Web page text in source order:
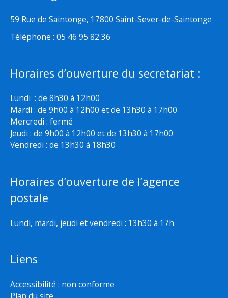
59 Rue de Saintonge, 17800 Saint-Sever-de-Saintonge
Téléphone : 05 46 95 82 36
Horaires d’ouverture du secretariat :
Lundi : de 8h30 à 12h00
Mardi : de 9h00 à 12h00 et de 13h30 à 17h00
Mercredi : fermé
Jeudi : de 9h00 à 12h00 et de 13h30 à 17h00
Vendredi : de 13h30 à 18h30
Horaires d’ouverture de l’agence
postale
Lundi, mardi, jeudi et vendredi : 13h30 à 17h
Liens
Accessibilité : non conforme